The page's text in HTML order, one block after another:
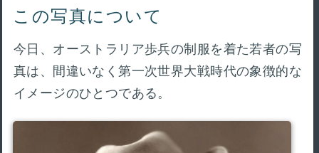
この写真について
今日、オーストラリア歩兵の制服を着た若者の写
真は、間違いなく第一次世界大戦時代の象徴的な
イメージのひとつである。